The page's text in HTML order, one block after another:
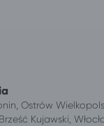
Ostrów
Kujawski,